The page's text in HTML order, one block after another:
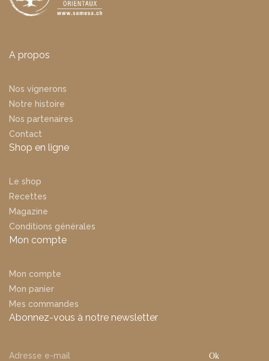
A propos
Nos vignerons
Notre histoire
Nos partenaires
Contact
Shop en ligne
Le shop
Recettes
Magazine
Conditions générales
Mon compte
Mon compte
Mon panier
Mes commandes
Abonnez-vous à notre newsletter
Ok